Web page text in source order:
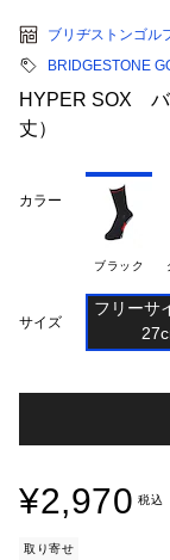
ブリヂストンゴル
BRIDGESTONE
HYPER SOX バ
丈）
カラー
ブラック
サイズ
フリーサ
¥2,970 税込
取り寄せ